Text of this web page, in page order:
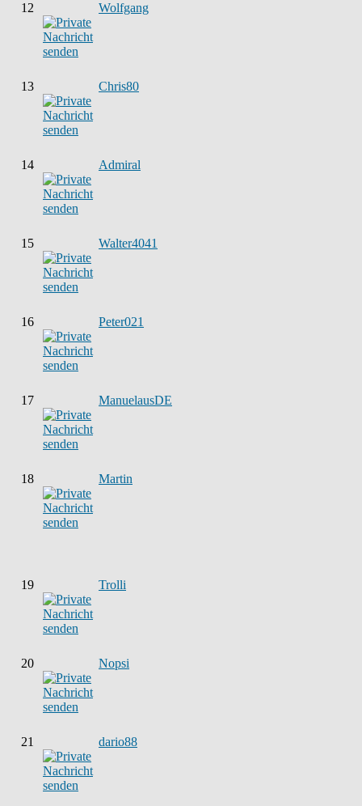
12 Wolfgang
13 Chris80
14 Admiral
15 Walter4041
16 Peter021
17 ManuelausDE
18 Martin
19 Trolli
20 Nopsi
21 dario88